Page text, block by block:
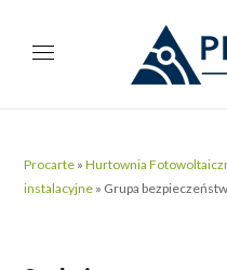
Procarte »Hurtownia
instalacyjne » Grupa